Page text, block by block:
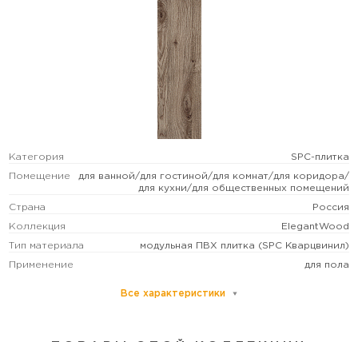
Категория SPC-плитка
Помещение
для ванной/для гостиной/для комнат/для коридора/
для кухни/для общественных помещений
Страна Россия
Коллекция ElegantWood
Тип материала модульная ПВХ плитка (SPC Кварцвинил)
Применение для пола
Все характеристики